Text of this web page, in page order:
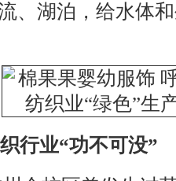
、湖泊，给水体
行业“功不可没”